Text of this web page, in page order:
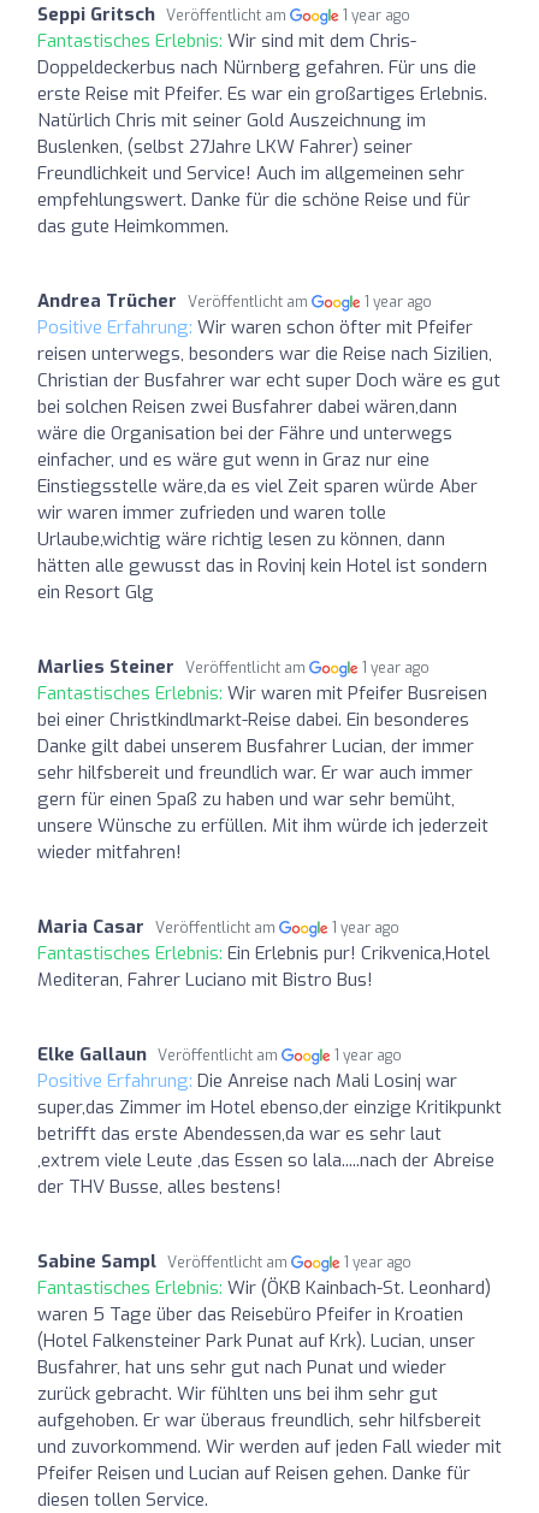
Seppi Gritsch Veröffentlicht am 1 year ago
Fantastisches Erlebnis: Wir sind mit dem Chris-
Doppeldeckerbus nach Nürnberg gefahren. Für uns die
erste Reise mit Pfeifer. Es war ein großartiges Erlebnis.
Natürlich Chris mit seiner Gold Auszeichnung im
Buslenken, (selbst 27Jahre LKW Fahrer) seiner
Freundlichkeit und Service! Auch im allgemeinen sehr
empfehlungswert. Danke für die schöne Reise und für
das gute Heimkommen.
Andrea Trücher Veröffentlicht am 1 year ago
Positive Erfahrung: Wir waren schon öfter mit Pfeifer
reisen unterwegs, besonders war die Reise nach Sizilien,
Christian der Busfahrer war echt super Doch wäre es gut
bei solchen Reisen zwei Busfahrer dabei wären,dann
wäre die Organisation bei der Fähre und unterwegs
einfacher, und es wäre gut wenn in Graz nur eine
Einstiegsstelle wäre,da es viel Zeit sparen würde Aber
wir waren immer zufrieden und waren tolle
Urlaube,wichtig wäre richtig lesen zu können, dann
hätten alle gewusst das in Rovinj kein Hotel ist sondern
ein Resort Glg
Marlies Steiner Veröffentlicht am 1 year ago
Fantastisches Erlebnis: Wir waren mit Pfeifer Busreisen
bei einer Christkindlmarkt-Reise dabei. Ein besonderes
Danke gilt dabei unserem Busfahrer Lucian, der immer
sehr hilfsbereit und freundlich war. Er war auch immer
gern für einen Spaß zu haben und war sehr bemüht,
unsere Wünsche zu erfüllen. Mit ihm würde ich jederzeit
wieder mitfahren!
Maria Casar Veröffentlicht am 1 year ago
Fantastisches Erlebnis: Ein Erlebnis pur! Crikvenica,Hotel
Mediteran, Fahrer Luciano mit Bistro Bus!
Elke Gallaun Veröffentlicht am 1 year ago
Positive Erfahrung: Die Anreise nach Mali Losinj war
super,das Zimmer im Hotel ebenso,der einzige Kritikpunkt
betrifft das erste Abendessen,da war es sehr laut
,extrem viele Leute ,das Essen so lala.....nach der Abreise
der THV Busse, alles bestens!
Sabine Sampl Veröffentlicht am 1 year ago
Fantastisches Erlebnis: Wir (ÖKB Kainbach-St. Leonhard)
waren 5 Tage über das Reisebüro Pfeifer in Kroatien
(Hotel Falkensteiner Park Punat auf Krk). Lucian, unser
Busfahrer, hat uns sehr gut nach Punat und wieder
zurück gebracht. Wir fühlten uns bei ihm sehr gut
aufgehoben. Er war überaus freundlich, sehr hilfsbereit
und zuvorkommend. Wir werden auf jeden Fall wieder mit
Pfeifer Reisen und Lucian auf Reisen gehen. Danke für
diesen tollen Service.